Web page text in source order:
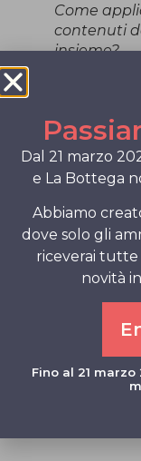
Come
contenuti
insieme?
riuscito ma
presente
Roberta
Elena 328
Non esiste
realtà di
Roberta
Dal 21 marzo
e La Bottega
Abbiamo
dove solo gli
riceverai tutte
novità
Fino al 21